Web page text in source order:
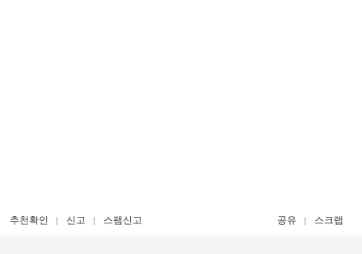
추천확인 신고 스팸신고 공유 스크랩